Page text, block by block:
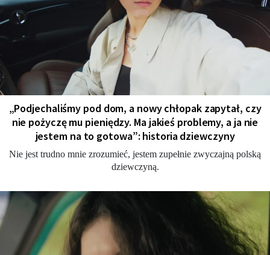
„Podjechaliśmy pod dom, a nowy chłopak zapytał, czy
nie pożyczę mu pieniędzy. Ma jakieś problemy, a ja nie
jestem na to gotowa”: historia dziewczyny
Nie jest trudno mnie zrozumieć, jestem zupełnie zwyczajną polską
dziewczyną.